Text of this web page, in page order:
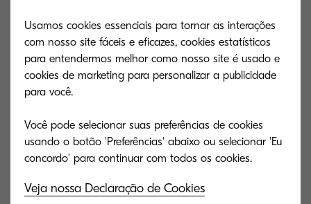
nossa conduta.
Usamos cookies essenciais para tornar as interações
com nosso site fáceis e eficazes, cookies estatísticos
para entendermos melhor como nosso site é usado e
cookies de marketing para personalizar a publicidade
para você.
Você pode selecionar suas preferências de cookies
usando o botão 'Preferências' abaixo ou selecionar 'Eu
Veja nossa Declaração de Cookies